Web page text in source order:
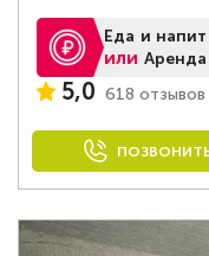
Еда и
или
5,0 618 отзывов